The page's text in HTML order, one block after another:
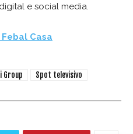
e social media.
Casa
Group Spot televisivo